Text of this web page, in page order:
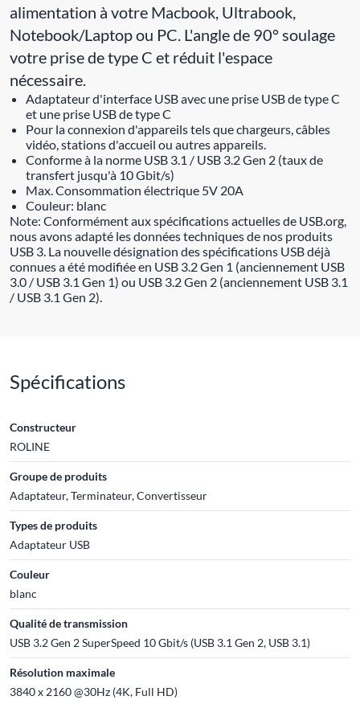
alimentation à votre Macbook, Ultrabook,
Notebook/Laptop ou PC. L'angle de 90° soulage
votre prise de type C et réduit l'espace
nécessaire.
Adaptateur d'interface USB avec une prise USB de type C
et une prise USB de type C
Pour la connexion d'appareils tels que chargeurs, câbles
vidéo, stations d'accueil ou autres appareils.
Conforme à la norme USB 3.1 / USB 3.2 Gen 2 (taux de
transfert jusqu'à 10 Gbit/s)
Max. Consommation électrique 5V 20A
Couleur: blanc
Note: Conformément aux spécifications actuelles de USB.org,
nous avons adapté les données techniques de nos produits
USB 3. La nouvelle désignation des spécifications USB déjà
connues a été modifiée en USB 3.2 Gen 1 (anciennement USB
3.0 / USB 3.1 Gen 1) ou USB 3.2 Gen 2 (anciennement USB 3.1
/ USB 3.1 Gen 2).
Spécifications
Constructeur
ROLINE
Groupe de produits
Adaptateur, Terminateur, Convertisseur
Types de produits
Adaptateur USB
Couleur
blanc
Qualité de transmission
USB 3.2 Gen 2 SuperSpeed 10 Gbit/s (USB 3.1 Gen 2, USB 3.1)
Résolution maximale
3840 x 2160 @30Hz (4K, Full HD)